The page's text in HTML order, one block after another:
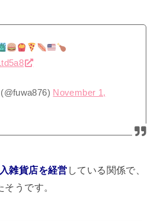
November 1,
雑貨店を経営 している関係で、
うです。